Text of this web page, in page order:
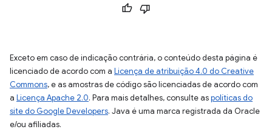
Exceto em caso de indicação contrária, o conteúdo desta página é
licenciado de acordo com a Licença de atribuição 4.0 do Creative
Commons, e as amostras de código são licenciadas de acordo com
a Licença Apache 2.0. Para mais detalhes, consulte aspolíticas do
site do Google Developers. Java é uma marca registrada da Oracle
e/ou afiliadas.